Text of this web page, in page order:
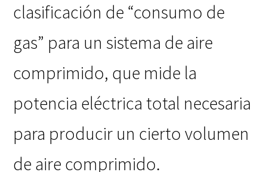
clasificación de “consumo de
gas” para un sistema de aire
comprimido, que mide la
potencia eléctrica total necesaria
para producir un cierto volumen
de aire comprimido.